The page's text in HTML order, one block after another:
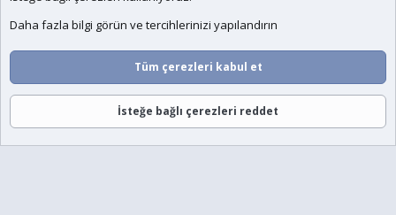
Daha fazla bilgi görün ve tercihlerinizi yapılandırın
Tüm çerezleri kabul et
İsteğe bağlı çerezleri reddet